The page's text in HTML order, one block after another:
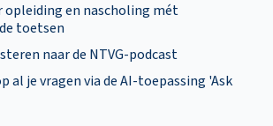
opleiding en nascholing mét
toetsen
naar de NTVG-podcast
al je vragen via de AI-toepassing 'Ask